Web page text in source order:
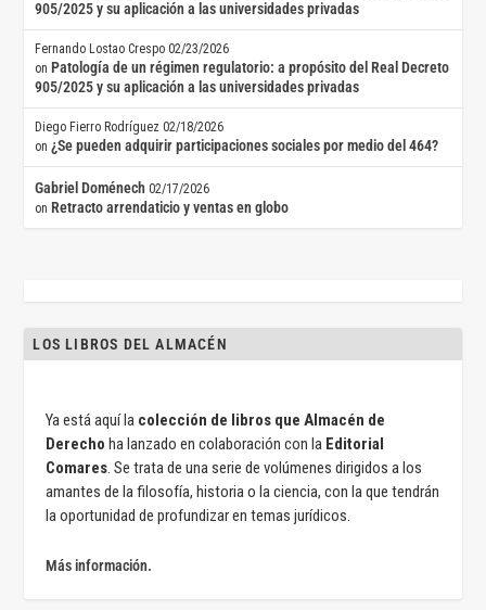
905/2025 y su aplicación a las universidades privadas
Fernando Lostao Crespo 02/23/2026
on Patología de un régimen regulatorio: a propósito del Real Decreto
905/2025 y su aplicación a las universidades privadas
Diego Fierro Rodríguez 02/18/2026
on¿Se pueden adquirir participaciones sociales por medio del 464?
Gabriel Doménech 02/17/2026
on Retracto arrendaticio y ventas en globo
LOS LIBROS DEL ALMACÉN
Ya está aquí la colección de libros que Almacén de
Derecho ha lanzado en colaboración con la Editorial
Comares. Se trata de una serie de volúmenes dirigidos a los
amantes de la filosofía, historia o la ciencia, con la que tendrán
la oportunidad de profundizar en temas jurídicos.
Más información.